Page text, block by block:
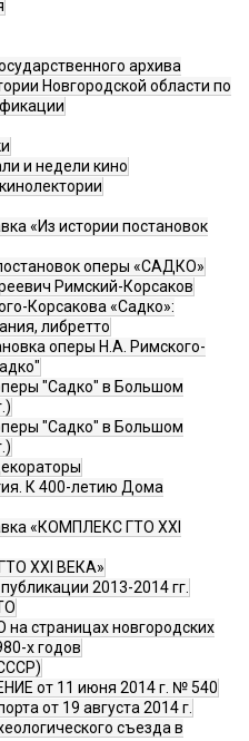
архива
Новгородской области по
и недели кино
«Из истории постановок
оперы «САДКО»
Римский-Корсаков
Корсакова «Садко»:
либретто
оперы Н.А. Римского-
"Садко" в Большом
"Садко" в Большом
К 400-летию Дома
«КОМПЛЕКС ГТО XXI
XXI ВЕКА»
2013-2014 гг.
на страницах новгородских
х годов
от 11 июня 2014 г. № 540
от 19 августа 2014 г.
съезда в